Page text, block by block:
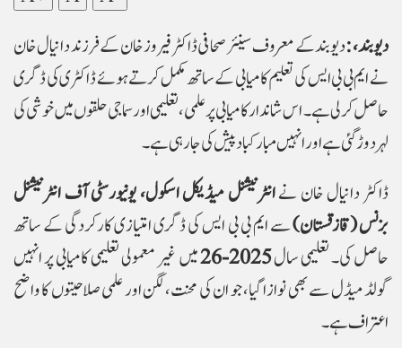
دیوبند، :دیوبند کے معروف سینئر صحافی ڈاکٹر فیروز خان کے فرزند دانیال خان
نے ایم بی بی ایس کی تعلیم کامیابی کے ساتھ مکمل کرتے ہوئے ڈاکٹری کی ڈگری
حاصل کر لی ہے۔ اس شاندار کامیابی پر علمی، تعلیمی اور سماجی حلقوں میں خوشی کی
لہر دوڑ گئی ہے اور انہیں مبارکباد پیش کی جا رہی ہے۔
ڈاکٹر دانیال خان نےانٹرنیشنل میڈیکل اسکول، یونیورسٹی آف انٹرنیشنل
بزنس (قازقستان)سے ایم بی بی ایس کی ڈگری امتیازی کارکردگی کے ساتھ
حاصل کی۔ تعلیمی سال2025-26
میں غیر معمولی تعلیمی کامیابی پر انہیں
گولڈ میڈل سے بھی نوازا گیا، جو ان کی محنت، لگن اور علمی صلاحیتوں کا واضح
اعتراف ہے۔